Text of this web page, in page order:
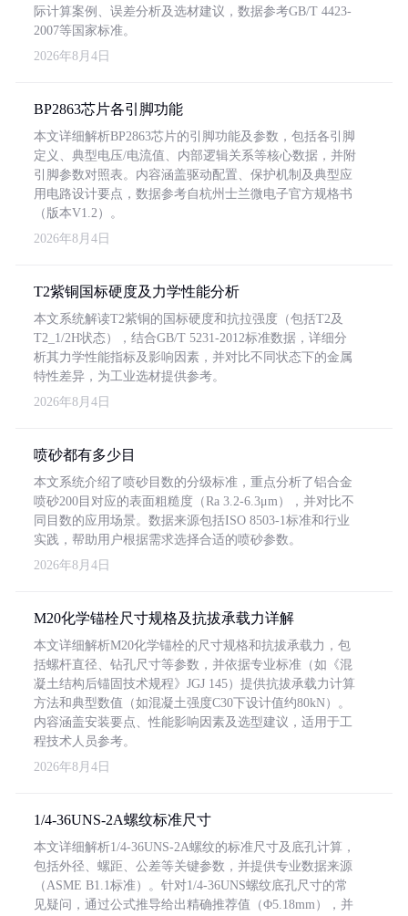
际计算案例、误差分析及选材建议，数据参考GB/T 4423-
2007等国家标准。
2026年8月4日
BP2863芯片各引脚功能
本文详细解析BP2863芯片的引脚功能及参数，包括各引脚
定义、典型电压/电流值、内部逻辑关系等核心数据，并附
引脚参数对照表。内容涵盖驱动配置、保护机制及典型应
用电路设计要点，数据参考自杭州士兰微电子官方规格书
（版本V1.2）。
2026年8月4日
T2紫铜国标硬度及力学性能分析
本文系统解读T2紫铜的国标硬度和抗拉强度（包括T2及
T2_1/2H状态），结合GB/T 5231-2012标准数据，详细分
析其力学性能指标及影响因素，并对比不同状态下的金属
特性差异，为工业选材提供参考。
2026年8月4日
喷砂都有多少目
本文系统介绍了喷砂目数的分级标准，重点分析了铝合金
喷砂200目对应的表面粗糙度（Ra 3.2-6.3μm），并对比不
同目数的应用场景。数据来源包括ISO 8503-1标准和行业
实践，帮助用户根据需求选择合适的喷砂参数。
2026年8月4日
M20化学锚栓尺寸规格及抗拔承载力详解
本文详细解析M20化学锚栓的尺寸规格和抗拔承载力，包
括螺杆直径、钻孔尺寸等参数，并依据专业标准（如《混
凝土结构后锚固技术规程》JGJ 145）提供抗拔承载力计算
方法和典型数值（如混凝土强度C30下设计值约80kN）。
内容涵盖安装要点、性能影响因素及选型建议，适用于工
程技术人员参考。
2026年8月4日
1/4-36UNS-2A螺纹标准尺寸
本文详细解析1/4-36UNS-2A螺纹的标准尺寸及底孔计算，
包括外径、螺距、公差等关键参数，并提供专业数据来源
（ASME B1.1标准）。针对1/4-36UNS螺纹底孔尺寸的常
见疑问，通过公式推导给出精确推荐值（Φ5.18mm），并